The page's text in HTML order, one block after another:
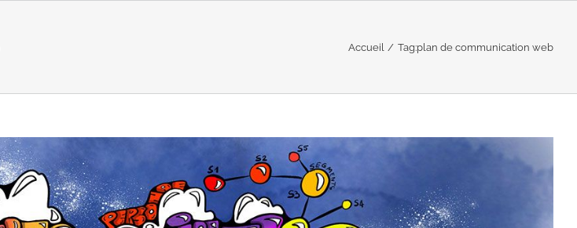
Accueil Tag:plan de communication web